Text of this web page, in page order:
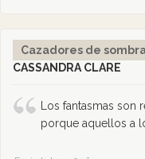
Cazadores de
CASSANDRA CLARE
Los fantasmas
porque aquellos a